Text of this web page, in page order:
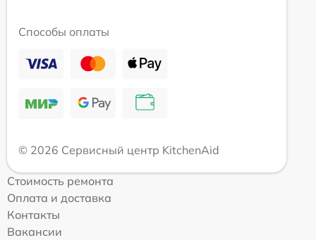
Способы оплаты
© 2026 Сервисный центр KitchenAid
Стоимость ремонта
Оплата и доставка
Контакты
Вакансии